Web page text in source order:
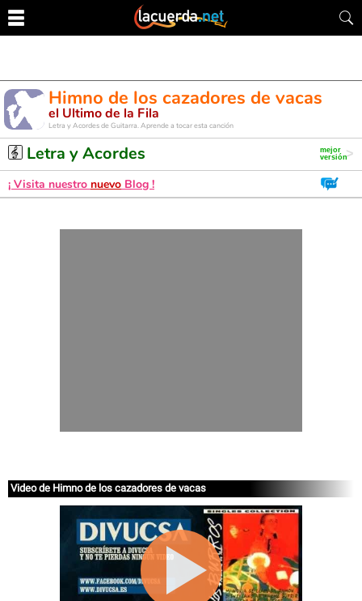
Himno de los cazadores de vacas
el Ultimo de la Fila
Letra y Acordes de Guitarra. Aprende a tocar esta canción
Letra y Acordes
¡ Visita nuestro nuevo Blog !
Video de Himno de los cazadores de vacas